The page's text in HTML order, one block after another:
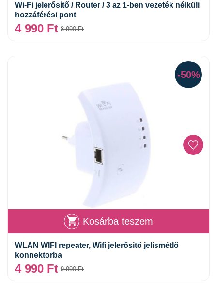
Wi-Fi jelerősítő / Router / 3 az 1-ben vezeték nélküli
hozzáférési pont
8 990Ft
4 990 Ft
-50%
Kosárba teszem
WLAN WIFI repeater, Wifi jelerősitő jelismétlő
konnektorba
9 990Ft
4 990 Ft